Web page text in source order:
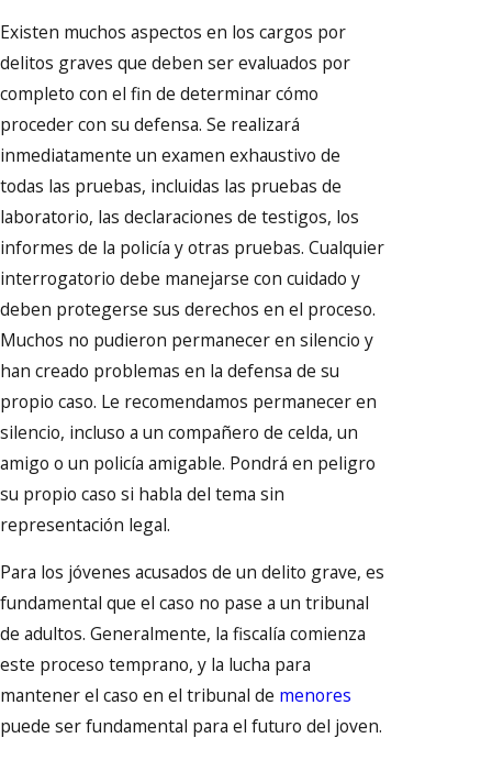
Existen muchos aspectos en los cargos por
delitos graves que deben ser evaluados por
completo con el fin de determinar cómo
proceder con su defensa. Se realizará
inmediatamente un examen exhaustivo de
todas las pruebas, incluidas las pruebas de
laboratorio, las declaraciones de testigos, los
informes de la policía y otras pruebas. Cualquier
interrogatorio debe manejarse con cuidado y
deben protegerse sus derechos en el proceso.
Muchos no pudieron permanecer en silencio y
han creado problemas en la defensa de su
propio caso. Le recomendamos permanecer en
silencio, incluso a un compañero de celda, un
amigo o un policía amigable. Pondrá en peligro
su propio caso si habla del tema sin
representación legal.
Para los jóvenes acusados ​​de un delito grave, es
fundamental que el caso no pase a un tribunal
de adultos. Generalmente, la fiscalía comienza
este proceso temprano, y la lucha para
mantener el caso en el tribunal de menores
puede ser fundamental para el futuro del joven.